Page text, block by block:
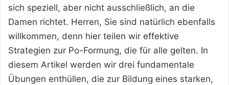
sich speziell, aber nicht ausschließlich, an die
Damen richtet. Herren, Sie sind natürlich ebenfalls
willkommen, denn hier teilen wir effektive
Strategien zur Po-Formung, die für alle gelten. In
diesem Artikel werden wir drei fundamentale
Übungen enthüllen, die zur Bildung eines starken,